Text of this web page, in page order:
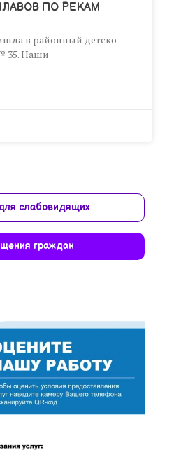
ПО РЕКАМ
в районный детско-
35. Наши
слабовидящих
граждан